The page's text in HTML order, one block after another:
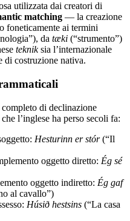
utilizzata dai creatori di
matching — la creazione
foneticamente ai termini
da tæki (“strumento”)
tekniksia l’internazionale
di costruzione nativa.
completo di declinazione
l’inglese ha perso secoli fa:
Hesturinn er stór(“Il
oggetto diretto: Ég sé
oggetto indiretto: Ég gaf
al cavallo”)
Húsið hestsins (“La casa